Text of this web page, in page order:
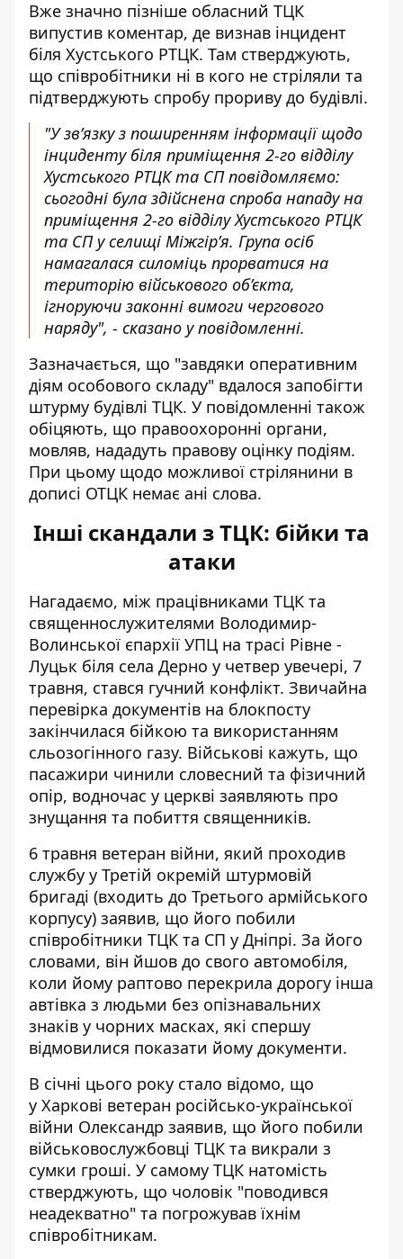
Вже значно пізніше обласний ТЦК
випустив коментар, де визнав інцидент
біля Хустського РТЦК. Там стверджують,
що співробітники ні в кого не стріляли та
підтверджують спробу прориву до будівлі.
"У зв’язку з поширенням інформації щодо
інциденту біля приміщення 2-го відділу
Хустського РТЦК та СП повідомляємо:
сьогодні була здійснена спроба нападу на
приміщення 2-го відділу Хустського РТЦК
та СП у селищі Міжгірʼя. Група осіб
намагалася силоміць прорватися на
територію військового об’єкта,
ігноруючи законні вимоги чергового
наряду", - сказано у повідомленні.
Зазначається, що "завдяки оперативним
діям особового складу" вдалося запобігти
штурму будівлі ТЦК. У повідомленні також
обіцяють, що правоохоронні органи,
мовляв, нададуть правову оцінку подіям.
При цьому щодо можливої стрілянини в
дописі ОТЦК немає ані слова.
Інші скандали з ТЦК: бійки та
атаки
Нагадаємо, між працівниками ТЦК та
священнослужителями Володимир-
Волинської єпархії УПЦ на трасі Рівне -
Луцьк біля села Дерно у четвер увечері, 7
травня, стався гучний конфлікт. Звичайна
перевірка документів на блокпосту
закінчилася бійкою та використанням
сльозогінного газу. Військові кажуть, що
пасажири чинили словесний та фізичний
опір, водночас у церкві заявляють про
знущання та побиття священників.
6 травня ветеран війни, який проходив
службу у Третій окремій штурмовій
бригаді (входить до Третього армійського
корпусу) заявив, що його побили
співробітники ТЦК та СП у Дніпрі. За його
словами, він йшов до свого автомобіля,
коли йому раптово перекрила дорогу інша
автівка з людьми без опізнавальних
знаків у чорних масках, які спершу
відмовилися показати йому документи.
В січні цього року стало відомо, що
у Харкові ветеран російсько-української
війни Олександр заявив, що його побили
військовослужбовці ТЦК та викрали з
сумки гроші. У самому ТЦК натомість
стверджують, що чоловік "поводився
неадекватно" та погрожував їхнім
співробітникам.